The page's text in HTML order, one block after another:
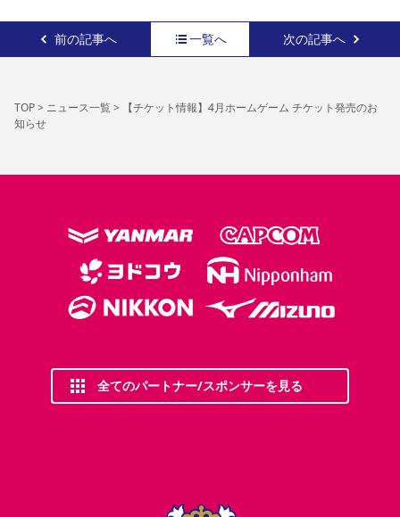
前の記事へ 一覧へ 次の記事へ
TOP> ニュース一覧>
【チケット情報】4月ホームゲーム チケット発売のお
知らせ
全てのパートナー/スポンサーを見る